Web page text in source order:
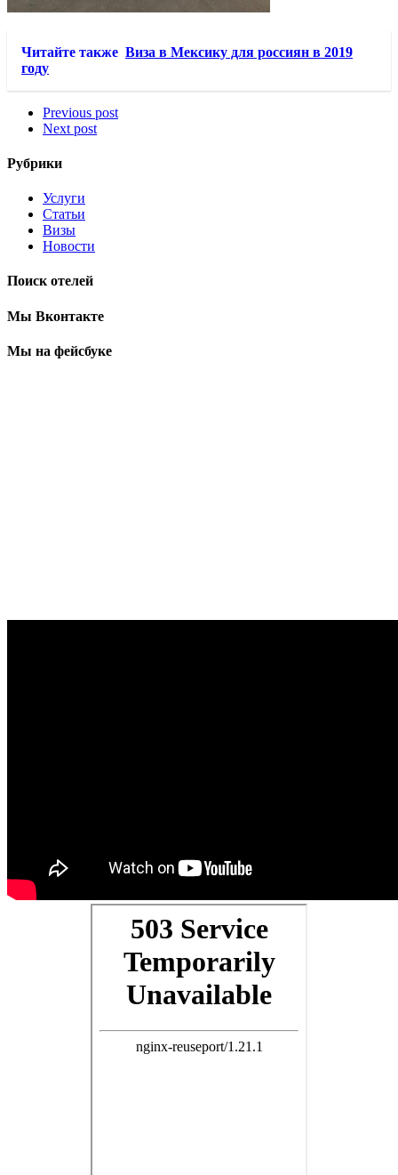
Читайте также Виза в Мексику для россиян в 2019
году
Previous post
Next post
Рубрики
Услуги
Статьи
Визы
Новости
Поиск отелей
Мы Вконтакте
Мы на фейсбуке